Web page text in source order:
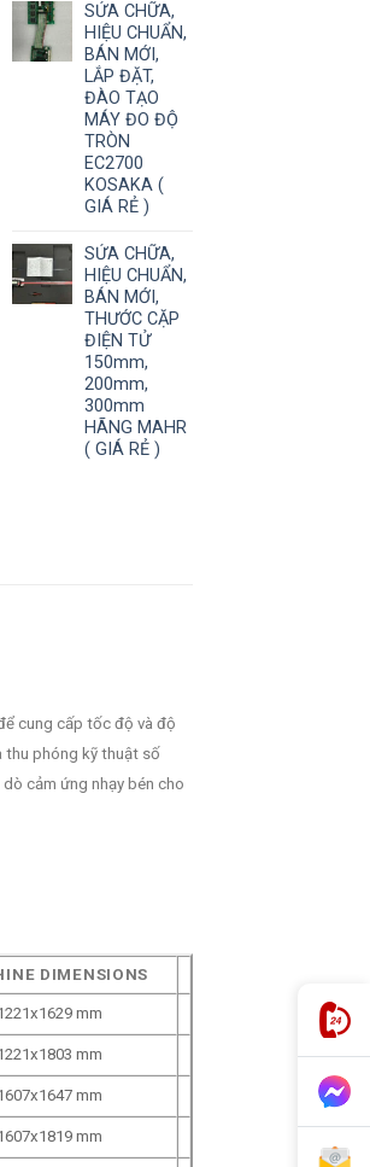
SỬA CHỮA,
HIỆU CHUẨN,
BÁN MỚI,
LẮP ĐẶT,
ĐÀO TẠO
MÁY ĐO ĐỘ
TRÒN
EC2700
KOSAKA (
GIÁ RẺ )
SỬA CHỮA,
HIỆU CHUẨN,
BÁN MỚI,
THƯỚC CẶP
ĐIỆN TỬ
150mm,
200mm,
300mm
HÃNG MAHR
( GIÁ RẺ )
cung cấp tốc độ và độ
thu phóng kỹ thuật số
cảm ứng nhạy bén cho
DIMENSIONS
mm
mm
mm
mm